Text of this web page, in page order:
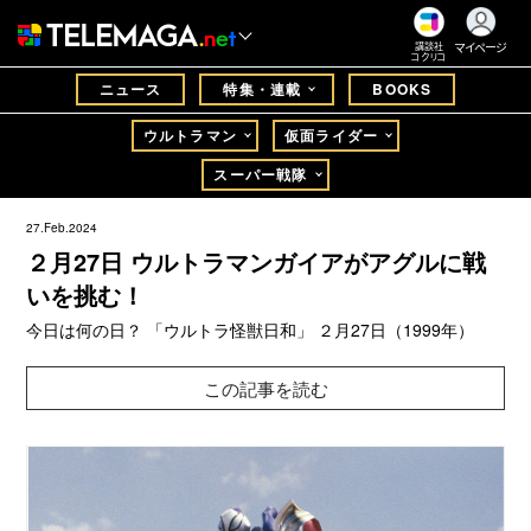
講談社
コクリコ
マイページ
ニュース 特集・連載 BOOKS
ウルトラマン
仮面ライダー
スーパー戦隊
27.Feb.2024
２月27日 ウルトラマンガイアがアグルに戦
いを挑む！
今日は何の日？ 「ウルトラ怪獣日和」 ２月27日（1999年）
この記事を読む